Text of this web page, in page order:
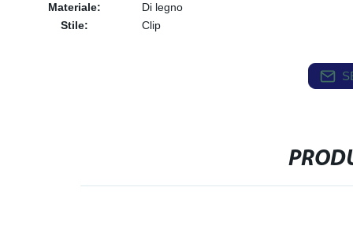
Materiale:
Di legno
Stile:
Clip